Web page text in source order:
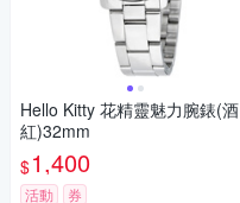
Hello Kitty 花精靈魅力腕錶(酒
紅)32mm
$1,400
活動 券